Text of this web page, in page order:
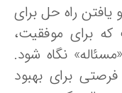
راه حل برای
موفقیت،
نگاه شود.
برای بهبود